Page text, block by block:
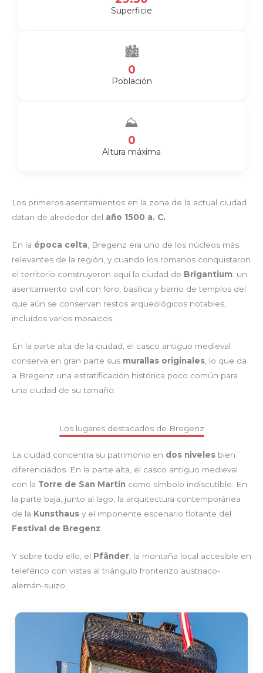
Superficie
🏙️
0
Población
⛰️
0
Altura máxima
Los primeros asentamientos en la zona de la actual ciudad
datan de alrededor del año 1500 a. C.
En la época celta , Bregenz era uno de los núcleos más
relevantes de la región, y cuando los romanos conquistaron
el territorio construyeron aquí la ciudad de Brigantium: un
asentamiento civil con foro, basílica y barrio de templos del
que aún se conservan restos arqueológicos notables,
incluidos varios mosaicos.
En la parte alta de la ciudad, el casco antiguo medieval
conserva en gran parte sus murallas originales , lo que da
a Bregenz una estratificación histórica poco común para
una ciudad de su tamaño.
Los lugares destacados de Bregenz
La ciudad concentra su patrimonio en dos niveles bien
diferenciados. En la parte alta, el casco antiguo medieval
con la Torre de San Martín como símbolo indiscutible. En
la parte baja, junto al lago, la arquitectura contemporánea
de la Kunsthaus y el imponente escenario flotante del
Festival de Bregenz
Y sobre todo ello, el Pfänder , la montaña local accesible en
teleférico con vistas al triángulo fronterizo austriaco-
alemán-suizo.